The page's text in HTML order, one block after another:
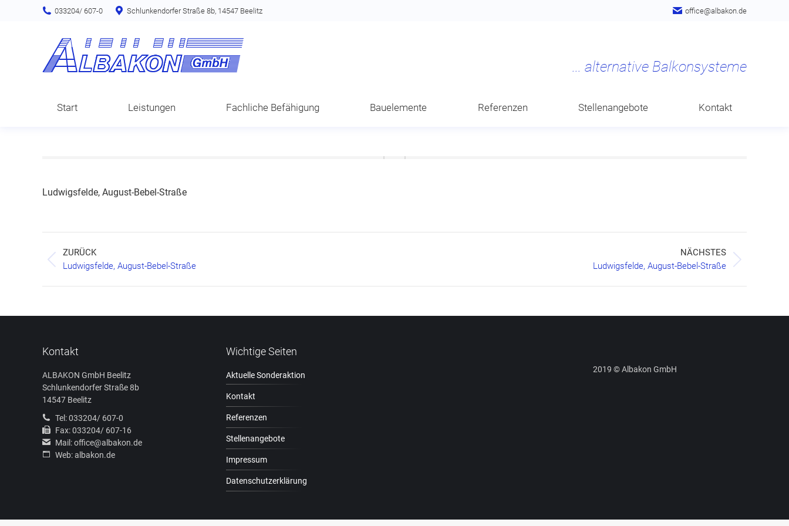
033204/ 607-0 Schlunkendorfer Straße 8b, 14547 Beelitz office@albakon.de
Start Leistungen Fachliche Befähigung Bauelemente Referenzen Stellenangebote Kontakt
Ludwigsfelde, August-Bebel-Straße
Project
navigation
ZURÜCK
Previous
Ludwigsfelde, August-Bebel-Straße
NÄCHSTES
Ludwigsfelde, August-Bebel-Straße
Kontakt
ALBAKON GmbH Beelitz
Schlunkendorfer Straße 8b
14547 Beelitz
Tel: 033204/ 607-0
Fax: 033204/ 607-16
Mail: office@albakon.de
Web: albakon.de
Wichtige Seiten
Aktuelle Sonderaktion
Kontakt
Referenzen
Stellenangebote
Impressum
Datenschutzerklärung
2019 © Albakon GmbH